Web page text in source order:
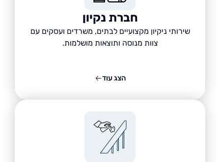
חברת נקיון
שירותי ניקיון מקצועיים לבתים, משרדים ועסקים עם
צוות מנוסה ותוצאות מושלמות.